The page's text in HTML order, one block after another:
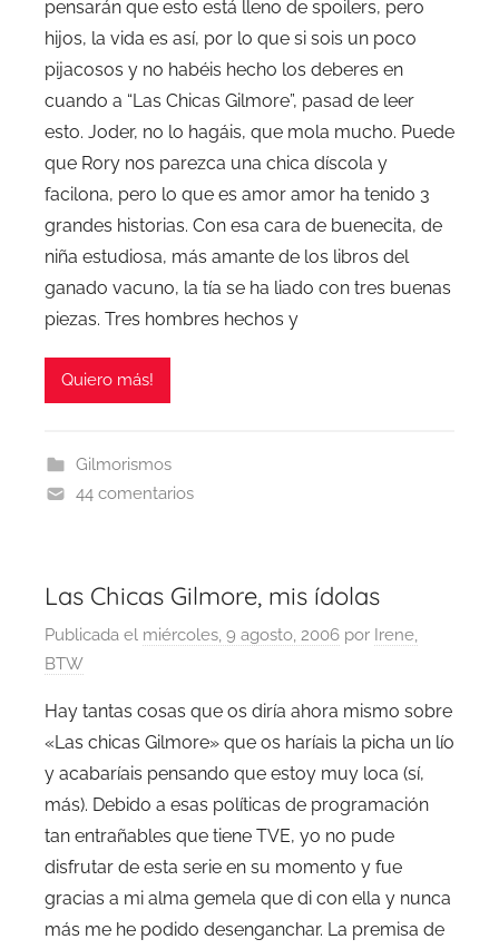
pensarán que esto está lleno de spoilers, pero
hijos, la vida es así, por lo que si sois un poco
pijacosos y no habéis hecho los deberes en
cuando a “Las Chicas Gilmore”, pasad de leer
esto. Joder, no lo hagáis, que mola mucho. Puede
que Rory nos parezca una chica díscola y
facilona, pero lo que es amor amor ha tenido 3
grandes historias. Con esa cara de buenecita, de
niña estudiosa, más amante de los libros del
ganado vacuno, la tía se ha liado con tres buenas
piezas. Tres hombres hechos y
Quiero más!
Gilmorismos
44 comentarios
Las Chicas Gilmore, mis ídolas
Publicada el miércoles, 9 agosto, 2006 por Irene,
BTW
Hay tantas cosas que os diría ahora mismo sobre
«Las chicas Gilmore» que os haríais la picha un lío
y acabaríais pensando que estoy muy loca (sí,
más). Debido a esas políticas de programación
tan entrañables que tiene TVE, yo no pude
disfrutar de esta serie en su momento y fue
gracias a mi alma gemela que di con ella y nunca
más me he podido desenganchar. La premisa de